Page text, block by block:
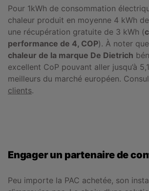
Pour 1kWh de consommation
chaleur produit en moyenne 4 kWh
une récupération gratuite de 3 kWh (
performance de 4, COP). À noter
chaleur de la marque De Dietrich
excellent CoP pouvant aller jusqu’à
meilleurs du marché européen.
clients.
Engager un partenaire de
Peu importe la PAC achetée, son